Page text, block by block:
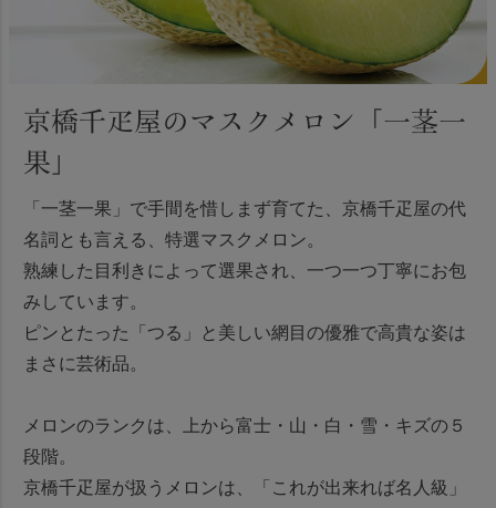
京橋千疋屋のマスクメロン「一茎一
果」
「一茎一果」で手間を惜しまず育てた、京橋千疋屋の代
名詞とも言える、特選マスクメロン。
熟練した目利きによって選果され、一つ一つ丁寧にお包
みしています。
ピンとたった「つる」と美しい網目の優雅で高貴な姿は
まさに芸術品。
メロンのランクは、上から富士・山・白・雪・キズの５
段階。
京橋千疋屋が扱うメロンは、「これが出来れば名人級」